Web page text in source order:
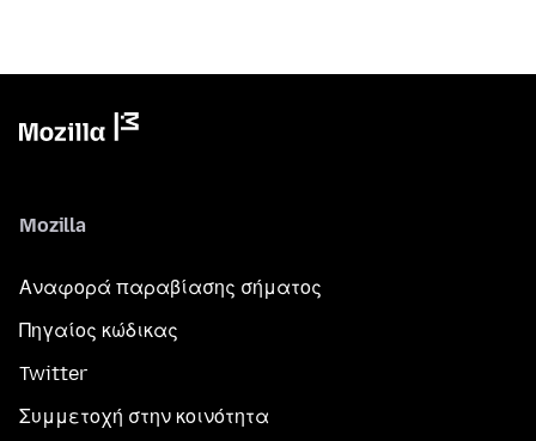
Mozilla
Αναφορά παραβίασης σήματος
Πηγαίος κώδικας
Twitter
Συμμετοχή στην κοινότητα